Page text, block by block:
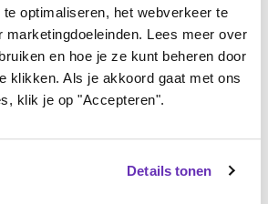
optimaliseren, het webverkeer te
marketingdoeleinden. Lees meer over
en hoe je ze kunt beheren door
klikken. Als je akkoord gaat met ons
klik je op "Accepteren".
Details tonen
na coronavaccinatie
die Post-Covid
na een